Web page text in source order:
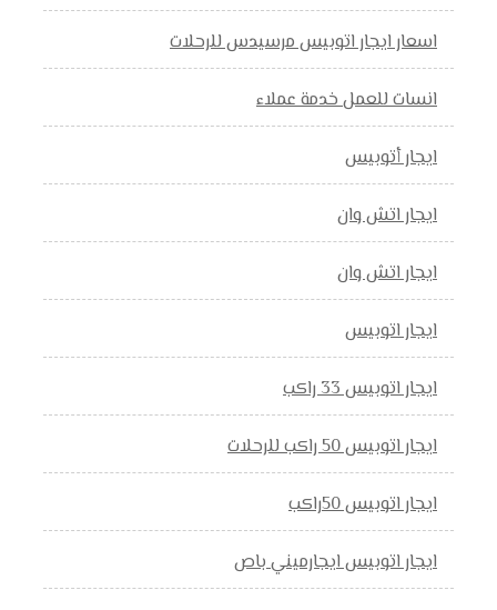
اسعار ايجار اتوبيس مرسيدس للرحلات
انسات للعمل خدمة عملاء
ايجار أتوبيس
ايجار اتش وان
ايجار اتش وان
ايجار اتوبيس
ايجار اتوبيس 33 راكب
ايجار اتوبيس 50 راكب للرحلات
ايجار اتوبيس 50راكب
ايجار اتوبيس ايجارميني باص